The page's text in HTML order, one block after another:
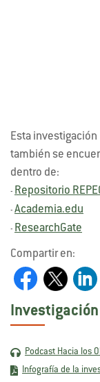
Esta investigación
también se
dentro de:
- Repositorio
- Academia.edu
- ResearchGate
Compartir en:
Podcast Hacia los
Infografía de la